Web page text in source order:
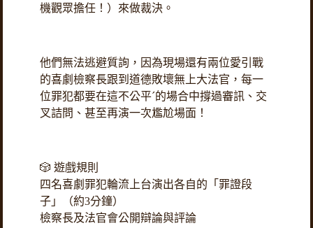
機觀眾擔任！）來做裁決。
他們無法逃避質詢，因為現場還有兩位愛引戰
的喜劇檢察長跟到道德敗壞無上大法官，每一
位罪犯都要在這不公平ˊ的場合中撐過審訊、交
叉詰問、甚至再演一次尷尬場面！
🎲 遊戲規則
四名喜劇罪犯輪流上台演出各自的「罪證段
子」（約3分鐘）
檢察長及法官會公開辯論與評論